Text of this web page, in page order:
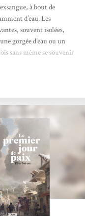
à bout de
d’eau. Les
souvent isolées,
gorgée d’eau ou un
sans même se souvenir
ou la ville d’à côté,
vers les étoiles. Parce
l’objectif, c’est la
est divisé en trois parties,
qui élargissent...